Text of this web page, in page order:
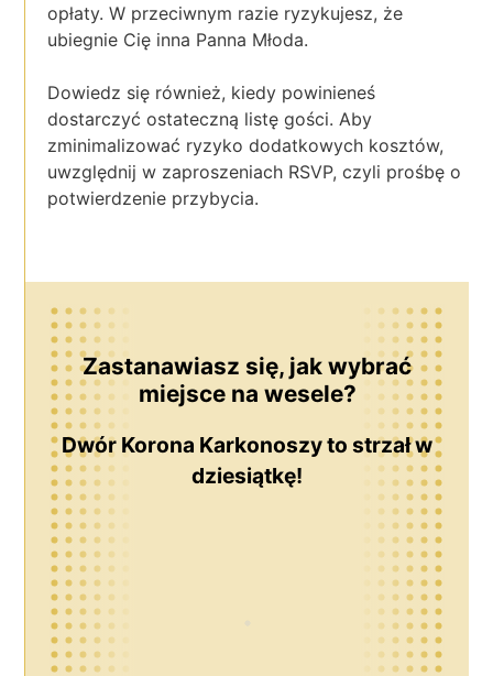
opłaty. W przeciwnym razie ryzykujesz, że
ubiegnie Cię inna Panna Młoda.
Dowiedz się również, kiedy powinieneś
dostarczyć ostateczną listę gości. Aby
zminimalizować ryzyko dodatkowych kosztów,
uwzględnij w zaproszeniach RSVP, czyli prośbę o
potwierdzenie przybycia.
Zastanawiasz się, jak wybrać
miejsce na wesele?
Dwór Korona Karkonoszy to strzał w
dziesiątkę!